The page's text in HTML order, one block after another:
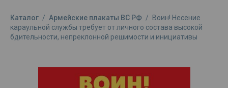
Каталог / Армейские плакаты ВС РФ /
Воин! Несение
караульной службы требует от личного состава высокой
бдительности, непреклонной решимости и инициативы